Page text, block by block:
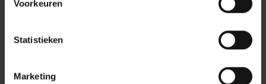
Voorkeuren
Statistieken
Marketing